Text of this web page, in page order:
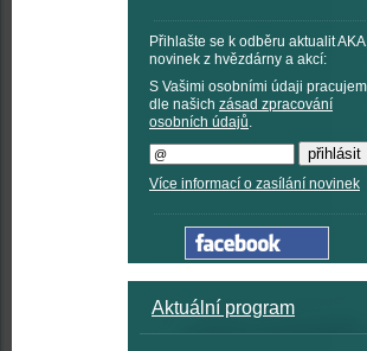
Přihlašte se k odběru aktualit
novinek z hvězdárny a akcí:
S Vašimi osobními údaji
dle našich zásad zpracování
osobních údajů.
Více informací o zasílání novinek
Aktuální program